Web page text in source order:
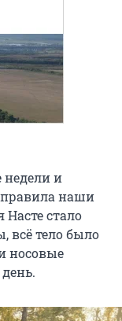
и
наши
стало
всё тело было
носовые